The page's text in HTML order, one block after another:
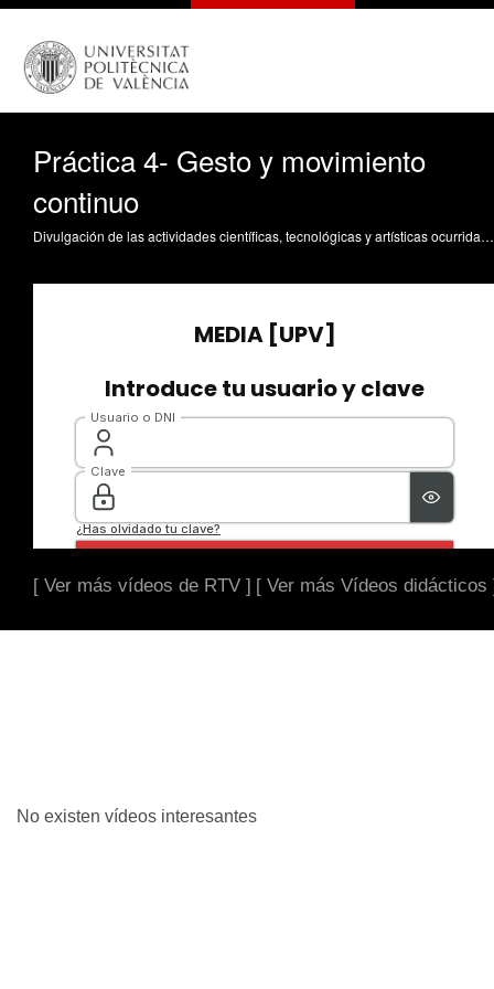
Práctica 4- Gesto y movimiento
continuo
Divulgación de las actividades científicas, tecnológicas y artísticas ocurridas en los tres campus de la UPV
[ Ver más vídeos de RTV ] [ Ver más Vídeos didácticos
No existen vídeos interesantes